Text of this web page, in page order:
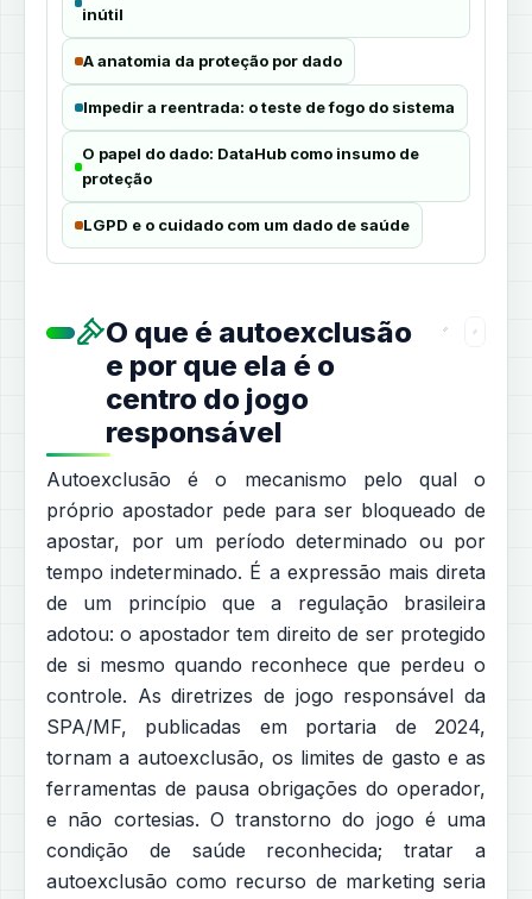
inútil
A anatomia da proteção por dado
Impedir a reentrada: o teste de fogo do sistema
O papel do dado: DataHub como insumo de
proteção
LGPD e o cuidado com um dado de saúde
O que é autoexclusão
e por que ela é o
centro do jogo
responsável
Autoexclusão é o mecanismo pelo qual o
próprio apostador pede para ser bloqueado de
apostar, por um período determinado ou por
tempo indeterminado. É a expressão mais direta
de um princípio que a regulação brasileira
adotou: o apostador tem direito de ser protegido
de si mesmo quando reconhece que perdeu o
controle. As diretrizes de jogo responsável da
SPA/MF, publicadas em portaria de 2024,
tornam a autoexclusão, os limites de gasto e as
ferramentas de pausa obrigações do operador,
e não cortesias. O transtorno do jogo é uma
condição de saúde reconhecida; tratar a
autoexclusão como recurso de marketing seria